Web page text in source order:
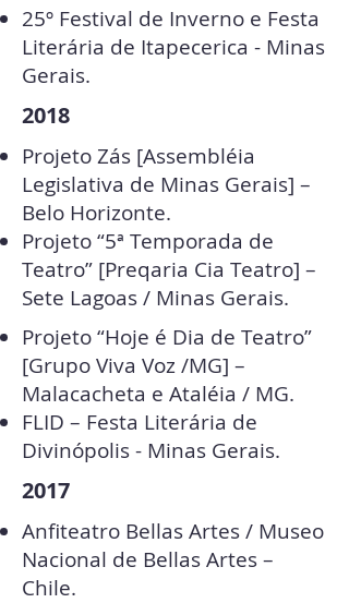
25º Festival de Inverno e Festa
Literária de Itapecerica - Minas
Gerais.
2018
Projeto Zás [Assembléia
Legislativa de Minas Gerais] –
Belo Horizonte.
Projeto “5ª Temporada de
Teatro” [Preqaria Cia Teatro] –
Sete Lagoas / Minas Gerais.
Projeto “Hoje é Dia de Teatro”
[Grupo Viva Voz /MG] –
Malacacheta e Ataléia / MG.
FLID – Festa Literária de
Divinópolis - Minas Gerais.
2017
Anfiteatro Bellas Artes / Museo
Nacional de Bellas Artes –
Chile.